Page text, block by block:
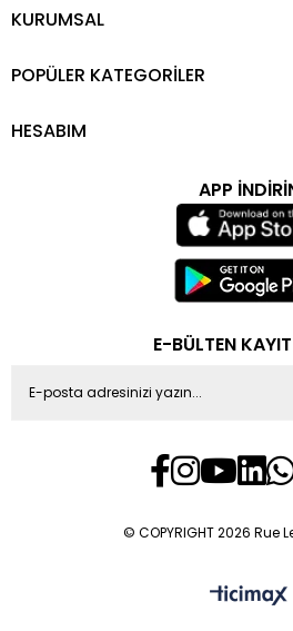
KURUMSAL
POPÜLER KATEGORİLER
HESABIM
APP
E-BÜLTEN KAYIT
© COPYRIGHT 2026 Rue